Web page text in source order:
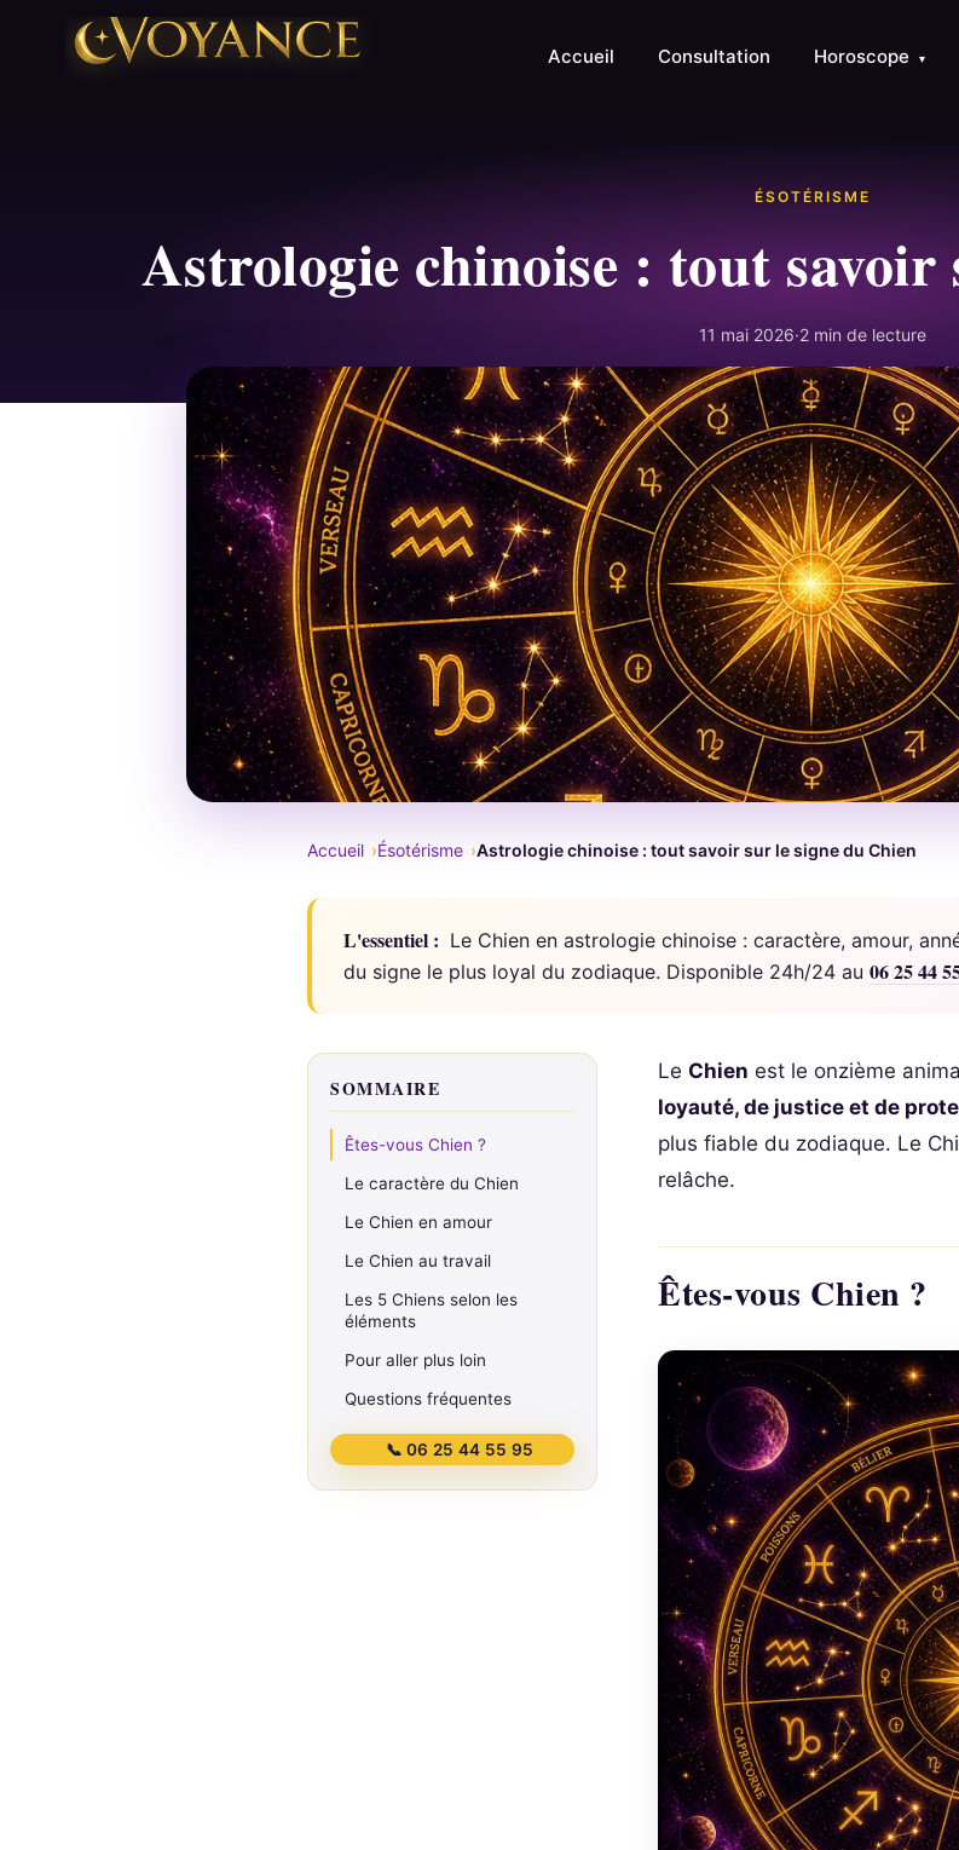
Accueil Consultation Horoscope ▾
ÉSOTÉRISME
Astrologie chinoise : tout
11 mai 2026·2 min de lecture
Accueil Ésotérisme Astrologie chinoise : tout savoir sur le signe du Chien
L'essentiel : Le Chien en astrologie chinoise : caractère, amour,
du signe le plus loyal du zodiaque. Disponible 24h/24 au 06 25 44
SOMMAIRE
Êtes-vous Chien ?
Le caractère du Chien
Le Chien en amour
Le Chien au travail
Les 5 Chiens selon les
éléments
Pour aller plus loin
Questions fréquentes
📞 06 25 44 55 95
Le Chien est le onzième
loyauté, de justice et de
plus fiable du zodiaque. Le
relâche.
Êtes-vous Chien ?